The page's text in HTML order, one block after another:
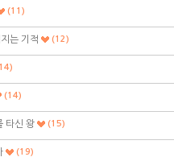
(11)
는 기적 (12)
(14)
타신 왕 (15)
(19)